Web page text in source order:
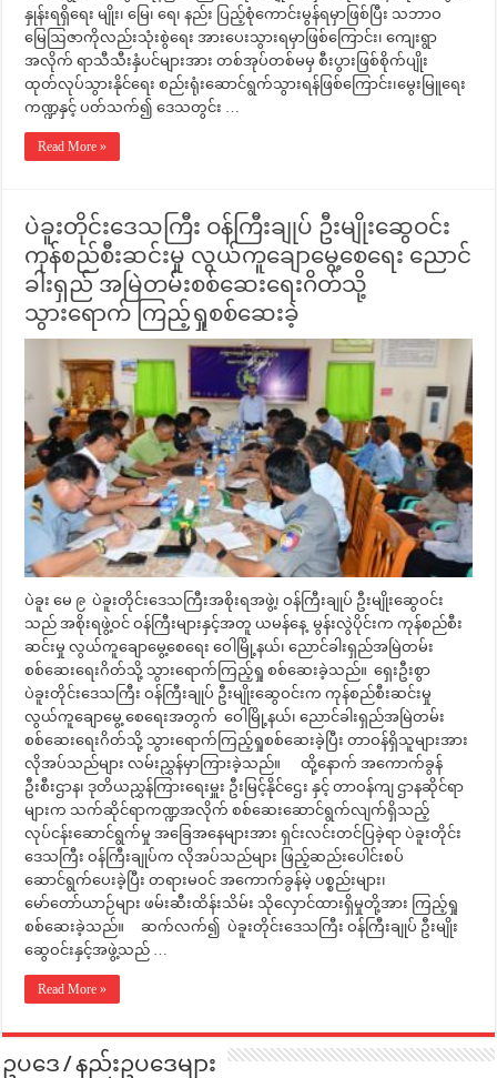
နှုန်းရရှိရေး မျိုး၊ မြေ၊ ရေ၊ နည်း ပြည့်စုံကောင်းမွန်ရမှာဖြစ်ပြီး သဘာဝ
မြေဩဇာကိုလည်းသုံးစွဲရေး အားပေးသွားရမှာဖြစ်ကြောင်း၊ ကျေးရွာ
အလိုက် ရာသီသီးနှံပင်များအား တစ်အုပ်တစ်မမှ စီးပွားဖြစ်စိုက်ပျိုး
ထုတ်လုပ်သွားနိုင်ရေး စည်းရုံးဆောင်ရွက်သွားရန်ဖြစ်ကြောင်း၊မွေးမြူရေး
ကဏ္ဍနှင့် ပတ်သက်၍ ဒေသတွင်း …
Read More »
ပဲခူးတိုင်းဒေသကြီး ဝန်ကြီးချုပ် ဦးမျိုးဆွေဝင်း
ကုန်စည်စီးဆင်းမှု လွယ်ကူချောမွေ့စေရေး ညောင်
ခါးရှည် အမြဲတမ်းစစ်ဆေးရေးဂိတ်သို့
သွားရောက် ကြည့်ရှုစစ်ဆေးခဲ့
ပဲခူး မေ ၉ ပဲခူးတိုင်းဒေသကြီးအစိုးရအဖွဲ့၊ ဝန်ကြီးချုပ် ဦးမျိုးဆွေဝင်း
သည် အစိုးရဖွဲ့ဝင် ဝန်ကြီးများနှင့်အတူ ယမန်နေ့ မွန်းလွဲပိုင်းက ကုန်စည်စီး
ဆင်းမှု လွယ်ကူချောမွေ့စေရေး ဝေါမြို့နယ်၊ ညောင်ခါးရှည်အမြဲတမ်း
စစ်ဆေးရေးဂိတ်သို့ သွားရောက်ကြည့်ရှု စစ်ဆေးခဲ့သည်။ ရှေးဦးစွာ
ပဲခူးတိုင်းဒေသကြီး ဝန်ကြီးချုပ် ဦးမျိုးဆွေဝင်းက ကုန်စည်စီးဆင်းမှု
လွယ်ကူချောမွေ့ စေရေးအတွက် ဝေါမြို့နယ်၊ ညောင်ခါးရှည်အမြဲတမ်း
စစ်ဆေးရေးဂိတ်သို့ သွားရောက်ကြည့်ရှုစစ်ဆေးခဲ့ပြီး တာဝန်ရှိသူများအား
လိုအပ်သည်များ လမ်းညွှန်မှာကြားခဲ့သည်။ ထို့နောက် အကောက်ခွန်
ဦးစီးဌာန၊ ဒုတိယညွှန်ကြားရေးမှူး ဦးမြင့်နိုင်ဌေး နှင့် တာဝန်ကျ ဌာနဆိုင်ရာ
များက သက်ဆိုင်ရာကဏ္ဍအလိုက် စစ်ဆေးဆောင်ရွက်လျက်ရှိသည့်
လုပ်ငန်းဆောင်ရွက်မှု အခြေအနေများအား ရှင်းလင်းတင်ပြခဲ့ရာ ပဲခူးတိုင်း
ဒေသကြီး ဝန်ကြီးချုပ်က လိုအပ်သည်များ ဖြည့်ဆည်းပေါင်းစပ်
ဆောင်ရွက်ပေးခဲ့ပြီး တရားမဝင် အကောက်ခွန်မဲ့ ပစ္စည်းများ၊
မော်တော်ယာဉ်များ ဖမ်းဆီးထိန်းသိမ်း သိုလှောင်ထားရှိမှုတို့အား ကြည့်ရှု
စစ်ဆေးခဲ့သည်။ ဆက်လက်၍ ပဲခူးတိုင်းဒေသကြီး ဝန်ကြီးချုပ် ဦးမျိုး
ဆွေဝင်းနှင့်အဖွဲ့သည် …
Read More »
ဥပဒေ / နည်းဥပဒေများ